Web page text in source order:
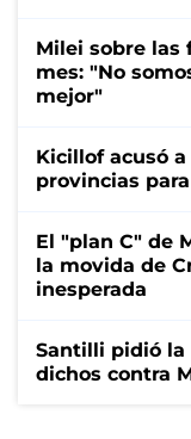
Milei sobre las
mes: "No
mejor"
Kicillof acusó
provincias
El "plan C" de
la movida de
inesperada
Santilli pidió la
dichos contra